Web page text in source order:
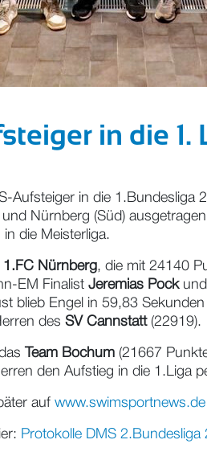
in die
Aufsteiger in die
Nürnberg (Süd)
die Meisterliga.
1.FC Nürnberg, die mit 24140
EM Finalist Jeremias Pockund
blieb Engel in 59,83
des SV Cannstatt(22919).
Team Bochum (21667
den Aufstieg in die 1.Liga
auf www.swimsportnews.de
Protokolle DMS 2.Bundesliga